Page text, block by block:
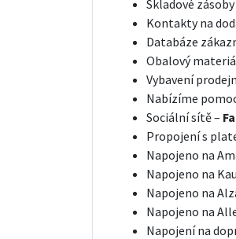
Skladové
Kontakty na
Databáze
Obalový
Vybavení
Nabízíme
Sociální sítě –
Propojení s
Napojeno na
Napojeno na
Napojeno na
Napojeno na
Napojení na